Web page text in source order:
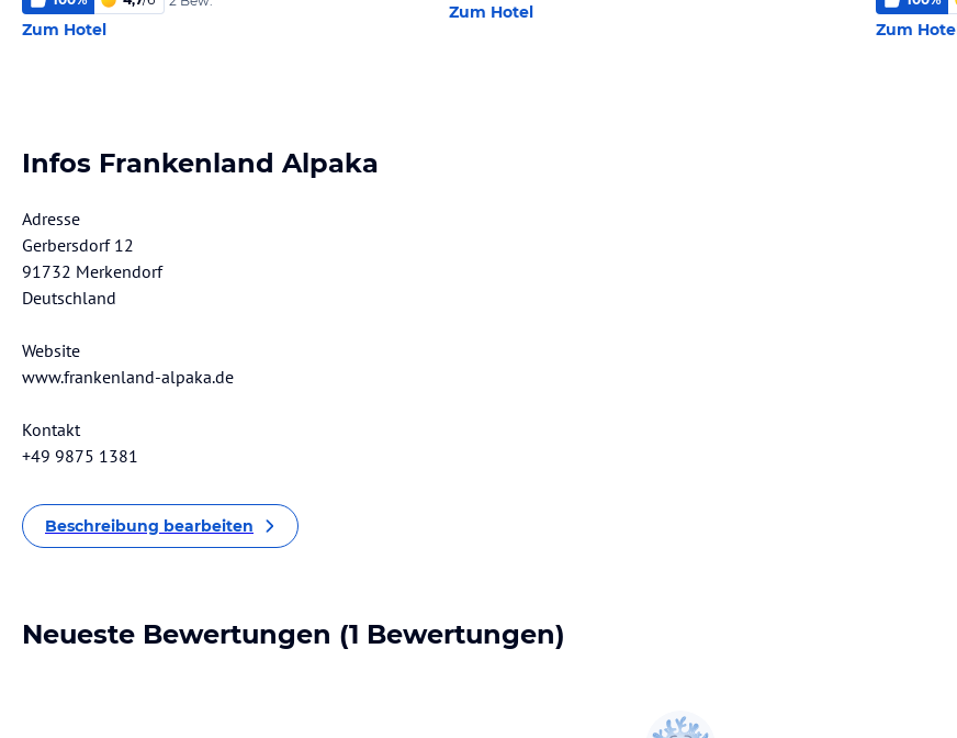
Zum Hotel
Zum Hotel
Zum
Infos Frankenland Alpaka
Adresse
Gerbersdorf 12
91732 Merkendorf
Deutschland
Website
www.frankenland-alpaka.de
Kontakt
+49 9875 1381
Beschreibung bearbeiten
Neueste Bewertungen (1 Bewertungen)